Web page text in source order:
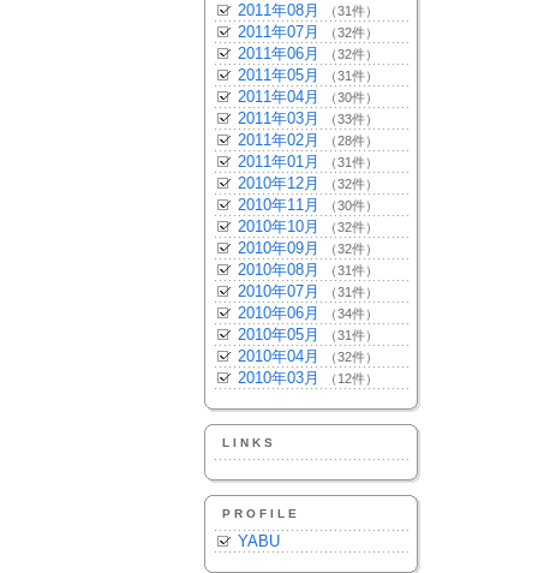
2011年08月 （31件）
2011年07月 （32件）
2011年06月 （32件）
2011年05月 （31件）
2011年04月 （30件）
2011年03月 （33件）
2011年02月 （28件）
2011年01月 （31件）
2010年12月 （32件）
2010年11月 （30件）
2010年10月 （32件）
2010年09月 （32件）
2010年08月 （31件）
2010年07月 （31件）
2010年06月 （34件）
2010年05月 （31件）
2010年04月 （32件）
2010年03月 （12件）
LINKS
PROFILE
YABU